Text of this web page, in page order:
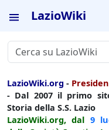
LazioWiki
LazioWiki.org -
- Dal 2007 il primo
Storia della S.S. Lazio
LazioWiki.org, dal 9